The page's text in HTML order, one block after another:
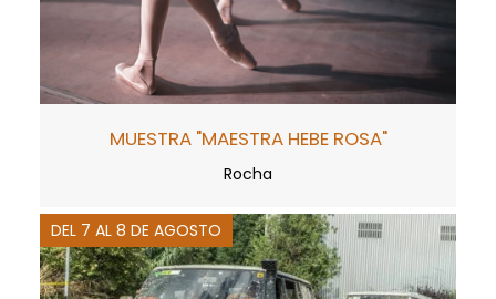
MUESTRA "MAESTRA HEBE ROSA"
Rocha
DEL 7 AL 8 DE AGOSTO